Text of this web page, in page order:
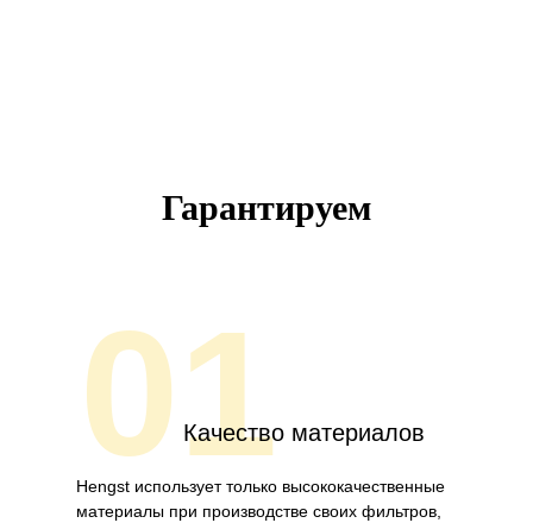
Гарантируем
01Качество материалов
Hengst использует только высококачественные
материалы при производстве своих фильтров,